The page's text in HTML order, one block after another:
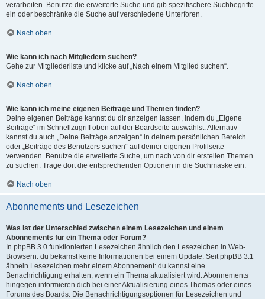
verarbeiten. Benutze die erweiterte Suche und gib spezifischere Suchbegriffe
ein oder beschränke die Suche auf verschiedene Unterforen.
Nach oben
Wie kann ich nach Mitgliedern suchen?
Gehe zur Mitgliederliste und klicke auf „Nach einem Mitglied suchen“.
Nach oben
Wie kann ich meine eigenen Beiträge und Themen finden?
Deine eigenen Beiträge kannst du dir anzeigen lassen, indem du „Eigene
Beiträge“ im Schnellzugriff oben auf der Boardseite auswählst. Alternativ
kannst du auch „Deine Beiträge anzeigen“ in deinem persönlichen Bereich
oder „Beiträge des Benutzers suchen“ auf deiner eigenen Profilseite
verwenden. Benutze die erweiterte Suche, um nach von dir erstellen Themen
zu suchen. Trage dort die entsprechenden Optionen in die Suchmaske ein.
Nach oben
Abonnements und Lesezeichen
Was ist der Unterschied zwischen einem Lesezeichen und einem
Abonnements für ein Thema oder Forum?
In phpBB 3.0 funktionierten Lesezeichen ähnlich den Lesezeichen in Web-
Browsern: du bekamst keine Informationen bei einem Update. Seit phpBB 3.1
ähneln Lesezeichen mehr einem Abonnement: du kannst eine
Benachrichtigung erhalten, wenn ein Thema aktualisiert wird. Abonnements
hingegen informieren dich bei einer Aktualisierung eines Themas oder eines
Forums des Boards. Die Benachrichtigungsoptionen für Lesezeichen und